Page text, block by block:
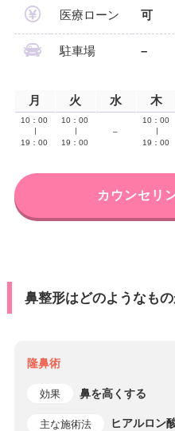
医療ローン 可
駐車場 –
月 火 水 木
10：00
19：00
10：00
19：00
–
10：00
19：00
カウンセリ
鼻整形はどのようなもの
隆鼻術
効果 鼻を高くする
主な施術法 ヒアルロン